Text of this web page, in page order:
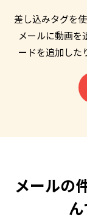
差し込みタグを
メールに動画を
ードを追加した
メールの